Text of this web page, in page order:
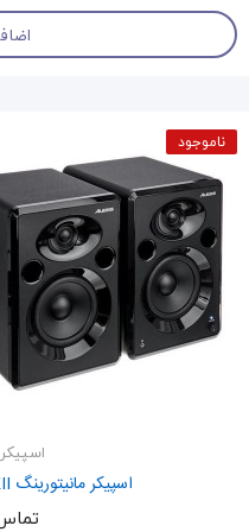
ناموجود
اسپیکر مانیتورینگ ALESIS Elevate 5 MKII